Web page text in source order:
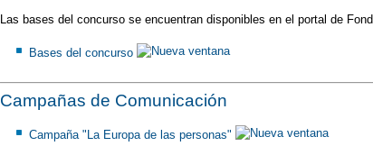
Las bases del concurso se encuentran disponibles en el portal de
Bases del concurso
Campañas de Comunicación
Campaña "La Europa de las personas"